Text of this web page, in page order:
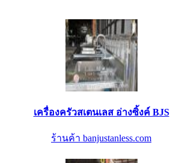
เครื่องครัวสเตนเลส อ่างซิ้งค์ BJS
ร้านค้า banjustanless.com